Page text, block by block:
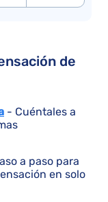
de
- Cuéntales a
a paso para
en solo